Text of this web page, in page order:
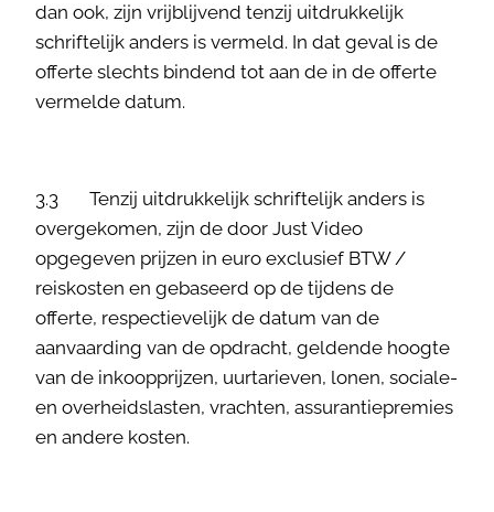
dan ook, zijn vrijblijvend tenzij uitdrukkelijk
schriftelijk anders is vermeld. In dat geval is de
offerte slechts bindend tot aan de in de offerte
vermelde datum.
3.3 Tenzij uitdrukkelijk schriftelijk anders is
overgekomen, zijn de door Just Video
opgegeven prijzen in euro exclusief BTW /
reiskosten en gebaseerd op de tijdens de
offerte, respectievelijk de datum van de
aanvaarding van de opdracht, geldende hoogte
van de inkoopprijzen, uurtarieven, lonen, sociale-
en overheidslasten, vrachten, assurantiepremies
en andere kosten.